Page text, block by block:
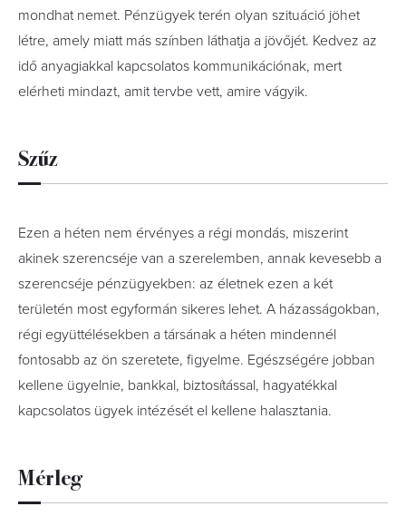
mondhat nemet. Pénzügyek terén olyan szituáció jöhet
létre, amely miatt más színben láthatja a jövőjét. Kedvez az
idő anyagiakkal kapcsolatos kommunikációnak, mert
elérheti mindazt, amit tervbe vett, amire vágyik.
Szűz
Ezen a héten nem érvényes a régi mondás, miszerint
akinek szerencséje van a szerelemben, annak kevesebb a
szerencséje pénzügyekben: az életnek ezen a két
területén most egyformán sikeres lehet. A házasságokban,
régi együttélésekben a társának a héten mindennél
fontosabb az ön szeretete, figyelme. Egészségére jobban
kellene ügyelnie, bankkal, biztosítással, hagyatékkal
kapcsolatos ügyek intézését el kellene halasztania.
Mérleg